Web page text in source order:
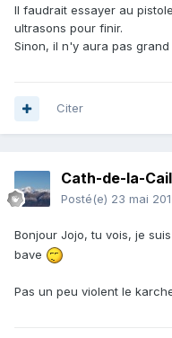
Il faudrait essayer au
ultrasons pour finir.
Sinon, il n'y aura pas
Citer
Cath-de-la-
Posté(e) 23 mai
Bonjour Jojo, tu vois, je
bave
Pas un peu violent le